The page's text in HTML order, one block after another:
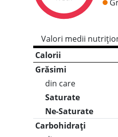
Valori medii
Calorii
Grăsimi
din care
Saturate
Ne-Saturate
Carbohidrați